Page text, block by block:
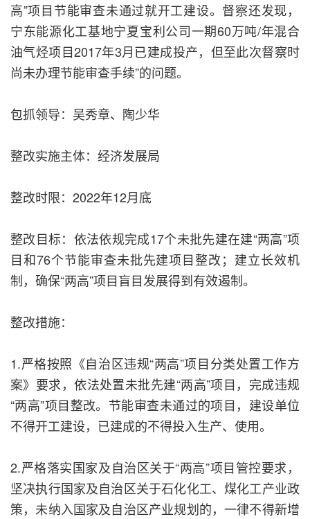
高”项目节能审查未通过就开工建设。督察还发现，
宁东能源化工基地宁夏宝利公司一期60万吨/年混合
油气烃项目2017年3月已建成投产，但至此次督察时
尚未办理节能审查手续”的问题。
包抓领导：吴秀章、陶少华
整改实施主体：经济发展局
整改时限：2022年12月底
整改目标：依法依规完成17个未批先建在建“两高”项
目和76个节能审查未批先建项目整改；建立长效机
制，确保“两高”项目盲目发展得到有效遏制。
整改措施：
1.严格按照《自治区违规“两高”项目分类处置工作方
案》要求，依法处置未批先建“两高”项目，完成违规
“两高”项目整改。节能审查未通过的项目，建设单位
不得开工建设，已建成的不得投入生产、使用。
2.严格落实国家及自治区关于“两高”项目管控要求，
坚决执行国家及自治区关于石化化工、煤化工产业政
策，未纳入国家及自治区产业规划的，一律不得新增